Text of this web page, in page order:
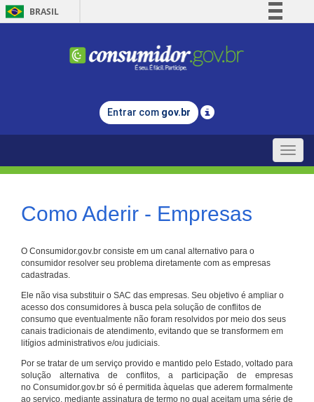
BRASIL
Comunica BR
Legislação
Entrar com gov.br
Toggle
Como Aderir - Empresas
O Consumidor.gov.br consiste em um canal alternativo para o
consumidor resolver seu problema diretamente com as empresas
cadastradas.
Ele não visa substituir o SAC das empresas. Seu objetivo é ampliar o
acesso dos consumidores à busca pela solução de conflitos de
consumo que eventualmente não foram resolvidos por meio dos seus
canais tradicionais de atendimento, evitando que se transformem em
litígios administrativos e/ou judiciais.
Por se tratar de um serviço provido e mantido pelo Estado, voltado para
solução alternativa de conflitos, a participação de empresas
no Consumidor.gov.br só é permitida àquelas que aderem formalmente
ao serviço, mediante assinatura de termo no qual aceitam uma série de